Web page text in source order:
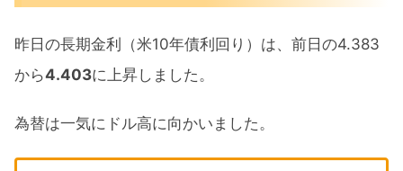
昨日の長期金利（米10年債利回り）は、前日の4.383
から4.403に上昇しました。
為替は一気にドル高に向かいました。